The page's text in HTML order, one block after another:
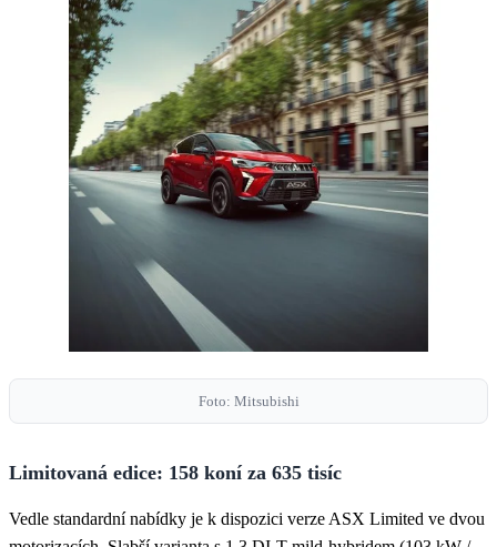
Foto: Mitsubishi
Limitovaná edice: 158 koní za 635 tisíc
Vedle standardní nabídky je k dispozici verze ASX Limited ve dvou